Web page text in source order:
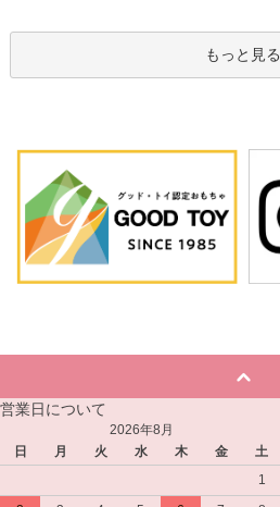
もっと見る
営業日について
2026年8月
日
月 火 水 木 金
土
1